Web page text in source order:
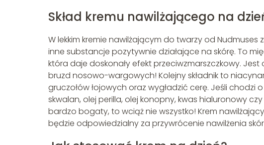
Skład kremu nawilżającego na
W lekkim kremie nawilżającym do twarzy od Nudmuses
inne substancje pozytywnie działające na skórę. To
która daje doskonały efekt przeciwzmarszczkowy. Jest
bruzd nosowo-wargowych! Kolejny składnik to
gruczołów łojowych oraz wygładzić cerę. Jeśli
skwalan, olej perilla, olej konopny, kwas hialuronowy
bardzo bogaty, to wciąż nie wszystko! Krem
będzie odpowiedzialny za przywrócenie nawilżenia